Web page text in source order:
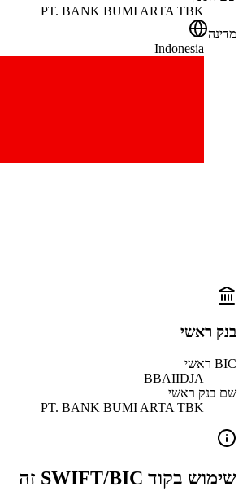
PT. BANK BUMI ARTA TBK
מדינה
Indonesia
בנק ראשי
BIC ראשי
BBAIIDJA
שם בנק ראשי
PT. BANK BUMI ARTA TBK
שימוש בקוד SWIFT/BIC זה